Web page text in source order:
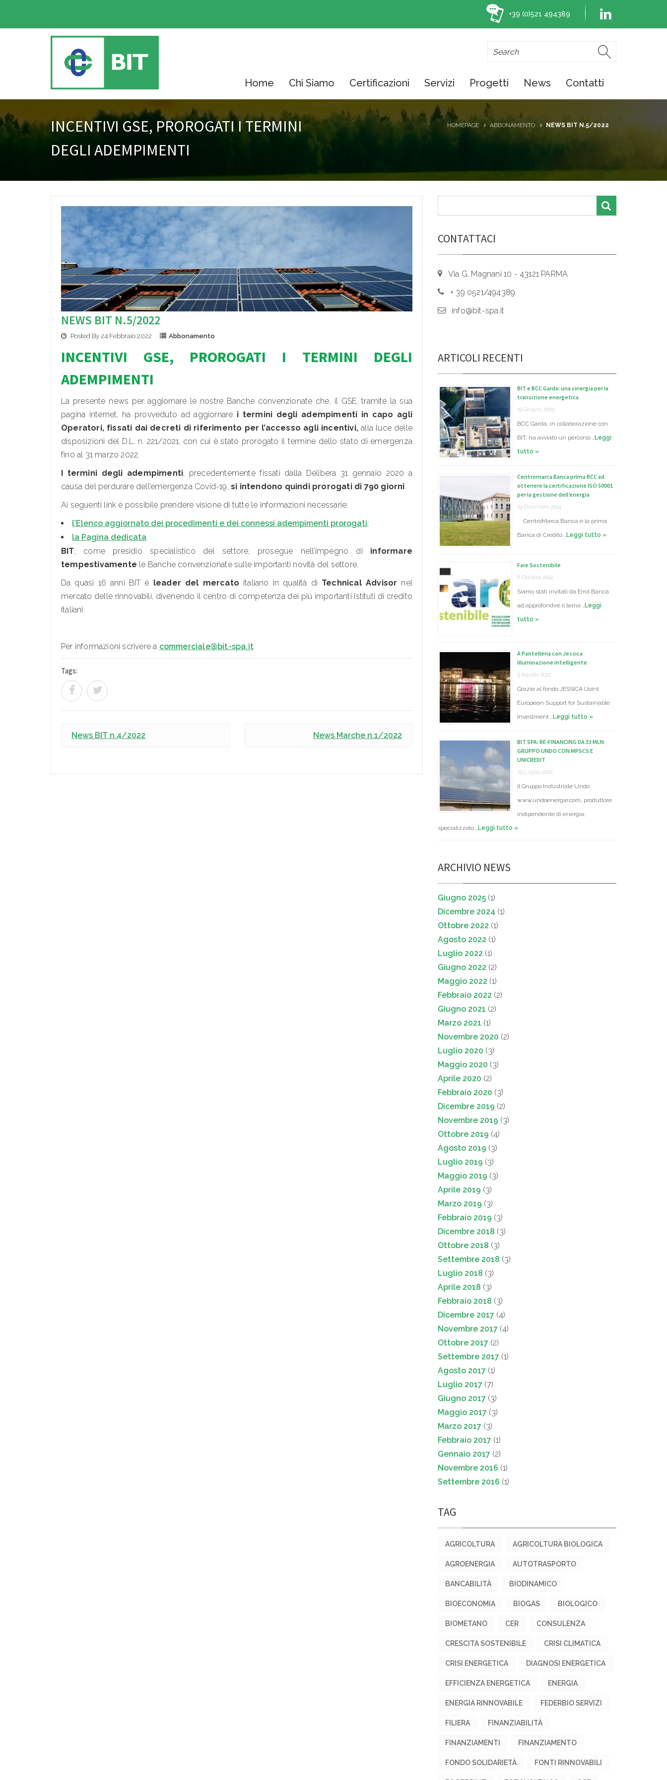
+39 (0)521 494389
Home Chi Siamo Certificazioni Servizi Progetti News Contatti
INCENTIVI GSE, PROROGATI I TERMINI
DEGLI ADEMPIMENTI
HOMEPAGE ABBONAMENTO NEWS BIT N.5/2022
NEWS BIT N.5/2022
Posted By 24 Febbraio 2022 Abbonamento
INCENTIVI GSE, PROROGATI I TERMINI DEGLI
ADEMPIMENTI
La presente news per aggiornare le nostre Banche convenzionate che, il GSE, tramite la sua
pagina internet, ha provveduto ad aggiornare i termini degli adempimenti in capo agli
Operatori, fissati dai decreti di riferimento per l’accesso agli incentivi,alla luce delle
disposizioni del D.L. n. 221/2021, con cui è stato prorogato il termine dello stato di emergenza
fino al 31 marzo 2022.
I termini degli adempimenti, precedentemente fissati dalla Delibera 31 gennaio 2020 a
causa del perdurare dell’emergenza Covid-19,si intendono quindi prorogati di 790 giorni.
Ai seguenti link è possibile prendere visione di tutte le informazioni necessarie:
l’Elenco aggiornato dei procedimenti e dei connessi adempimenti prorogati;
la Pagina dedicata.
BIT, come presidio specialistico del settore, prosegue nell’impegno di informare
tempestivamente le Banche convenzionate sulle importanti novità del settore.
Da quasi 16 anni BIT è leader del mercato italiano in qualità di Technical Advisor nel
mercato delle rinnovabili, divenendo il centro di competenza dei più importanti Istituti di credito
italiani.
Per informazioni scrivere a commerciale@bit-spa.it
Tags:
News BIT n.4/2022 News Marche n.1/2022
CONTATTACI
Via G. Magnani 10 - 43121 PARMA
+ 39 0521/494389
info@bit-spa.it
ARTICOLI RECENTI
BIT e BCC Garda: una sinergia per la
transizione energetica
19 Giugno 2025
BCC Garda, in collaborazione con
BIT, ha avviato un percorso …Leggi
tutto »
Centromarca Banca prima BCC ad
ottenere la certificazione ISO 50001
per la gestione dell’energia
19 Dicembre 2024
CentroMarca Banca è la prima
Banca di Credito …Leggi tutto »
Fare Sostenibile
6 Ottobre 2022
Siamo stati invitati da Emil Banca
ad approfondire il tema …Leggi
tutto »
A Pantelleria con Jessica
illuminazione intelligente
9 Agosto 2022
Grazie al fondo JESSICA (Joint
European Support for Sustainable
Investment …Leggi tutto »
BIT SPA: RE-FINANCING DA 33 MLN
GRUPPO UNDO CON MPSCS E
UNICREDIT
29 Luglio 2022
Il Gruppo Industriale Undo
www.undoenergie.com, produttore
indipendente di energia,
specializzato …Leggi tutto »
ARCHIVIO NEWS
Giugno 2025 (1)
Dicembre 2024 (1)
Ottobre 2022 (1)
Agosto 2022 (1)
Luglio 2022 (1)
Giugno 2022 (2)
Maggio 2022 (1)
Febbraio 2022 (2)
Giugno 2021 (2)
Marzo 2021 (1)
Novembre 2020 (2)
Luglio 2020 (3)
Maggio 2020 (3)
Aprile 2020 (2)
Febbraio 2020 (3)
Dicembre 2019 (2)
Novembre 2019 (3)
Ottobre 2019 (4)
Agosto 2019 (3)
Luglio 2019 (3)
Maggio 2019 (3)
Aprile 2019 (3)
Marzo 2019 (3)
Febbraio 2019 (3)
Dicembre 2018 (3)
Ottobre 2018 (3)
Settembre 2018 (3)
Luglio 2018 (3)
Aprile 2018 (3)
Febbraio 2018 (3)
Dicembre 2017 (4)
Novembre 2017 (4)
Ottobre 2017 (2)
Settembre 2017 (1)
Agosto 2017 (1)
Luglio 2017 (7)
Giugno 2017 (3)
Maggio 2017 (3)
Marzo 2017 (3)
Febbraio 2017 (1)
Gennaio 2017 (2)
Novembre 2016 (1)
Settembre 2016 (1)
TAG
AGRICOLTURA AGRICOLTURA BIOLOGICA
AGROENERGIA AUTOTRASPORTO
BANCABILITÀ BIODINAMICO
BIOECONOMIA BIOGAS BIOLOGICO
BIOMETANO CER CONSULENZA
CRESCITA SOSTENIBILE CRISI CLIMATICA
CRISI ENERGETICA DIAGNOSI ENERGETICA
EFFICIENZA ENERGETICA ENERGIA
ENERGIA RINNOVABILE FEDERBIO SERVIZI
FILIERA FINANZIABILITÀ
FINANZIAMENTI FINANZIAMENTO
FONDO SOLIDARIETÀ FONTI RINNOVABILI